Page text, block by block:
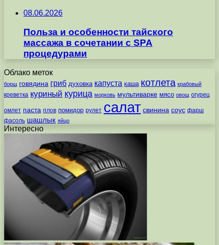
08.06.2026
Польза и особенности тайского
массажа в сочетании с SPA
процедурами
Облако меток
борщ говядина гриб духовка капуста каша котлета крабовый
креветка куриный курица морковь мультиварке мясо овощ огурец
омлет паста плов помидор рулет салат свинина соус фарш
фасоль шашлык яйцо
Интересно